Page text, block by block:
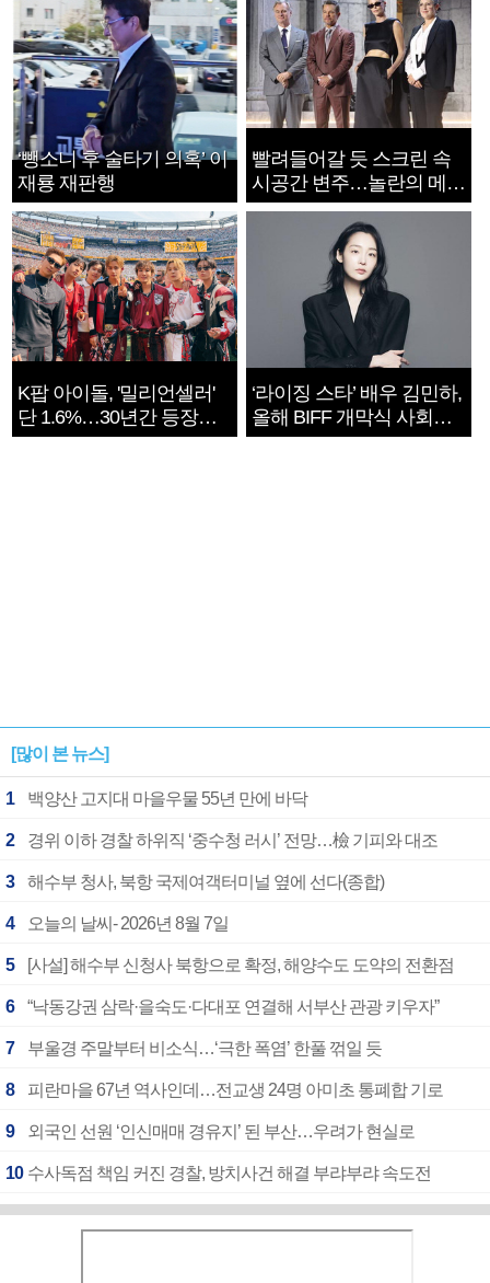
‘뺑소니 후 술타기 의혹’ 이
재룡 재판행
빨려들어갈 듯 스크린 속
시공간 변주…놀란의 메시
지는 ‘전쟁 속죄’
K팝 아이돌, '밀리언셀러'
단 1.6%…30년간 등장
1182개팀 전수조사
‘라이징 스타’ 배우 김민하,
올해 BIFF 개막식 사회자
확정
[많이 본 뉴스]
1 백양산 고지대 마을우물 55년 만에 바닥
2 경위 이하 경찰 하위직 ‘중수청 러시’ 전망…檢 기피와 대조
3 해수부 청사, 북항 국제여객터미널 옆에 선다(종합)
4 오늘의 날씨- 2026년 8월 7일
5 [사설] 해수부 신청사 북항으로 확정, 해양수도 도약의 전환점
6 “낙동강권 삼락·을숙도·다대포 연결해 서부산 관광 키우자”
7 부울경 주말부터 비소식…‘극한 폭염’ 한풀 꺾일 듯
8 피란마을 67년 역사인데…전교생 24명 아미초 통폐합 기로
9 외국인 선원 ‘인신매매 경유지’ 된 부산…우려가 현실로
10 수사독점 책임 커진 경찰, 방치사건 해결 부랴부랴 속도전